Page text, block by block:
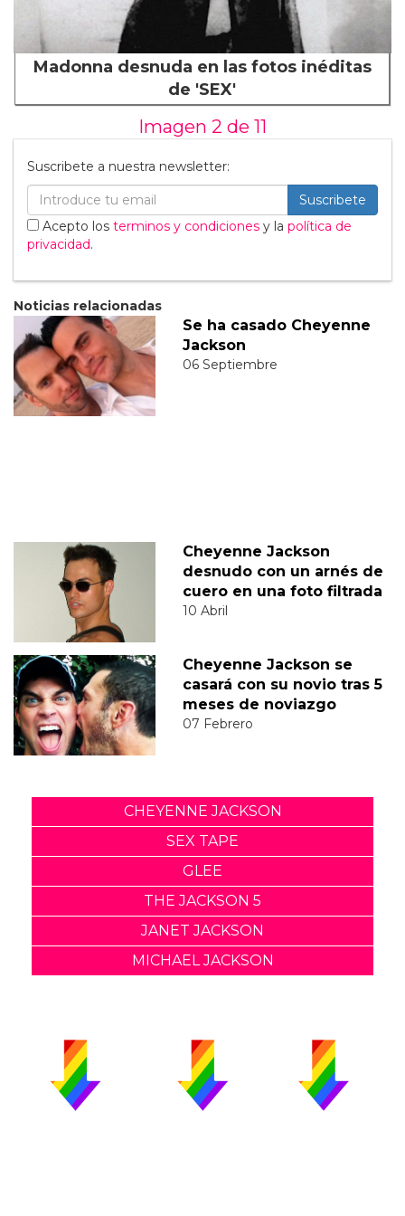
Madonna desnuda en las fotos inéditas
de 'SEX'
Imagen 2 de 11
Suscribete a nuestra newsletter:
Suscribete
Acepto los terminos y condiciones y la política de
privacidad.
Noticias relacionadas
Se ha casado Cheyenne
Jackson
06 Septiembre
Cheyenne Jackson
desnudo con un arnés de
cuero en una foto filtrada
10 Abril
Cheyenne Jackson se
casará con su novio tras 5
meses de noviazgo
07 Febrero
CHEYENNE JACKSON
SEX TAPE
GLEE
THE JACKSON 5
JANET JACKSON
MICHAEL JACKSON